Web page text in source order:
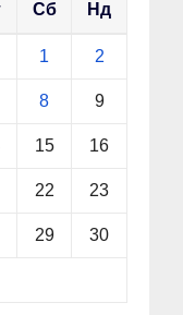
Сб Нд
1 2
8 9
15 16
22 23
29 30